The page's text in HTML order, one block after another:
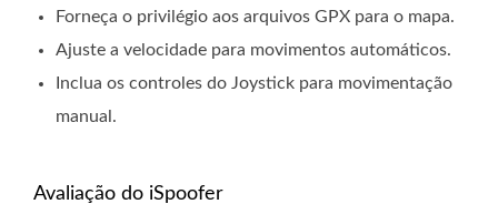
Forneça o privilégio aos arquivos GPX para o mapa.
Ajuste a velocidade para movimentos automáticos.
Inclua os controles do Joystick para movimentação
manual.
Avaliação do iSpoofer